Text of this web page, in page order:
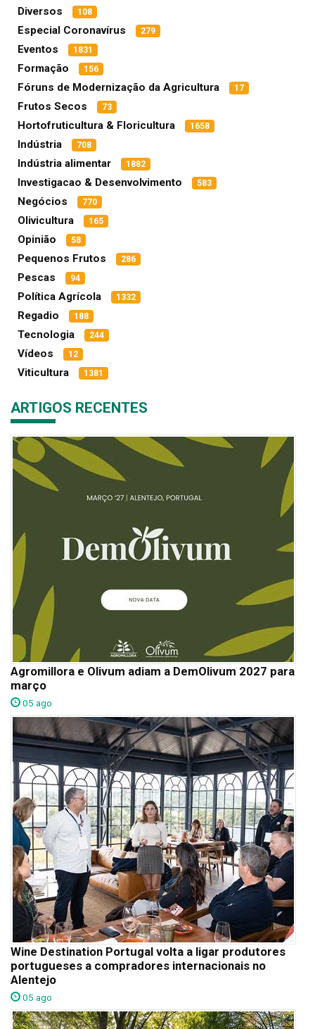
Diversos 108
Especial Coronavírus 279
Eventos 1831
Formação 156
Fóruns de Modernização da Agricultura 17
Frutos Secos 73
Hortofruticultura & Floricultura 1658
Indústria 708
Indústria alimentar 1882
Investigacao & Desenvolvimento 583
Negócios 770
Olivicultura 165
Opinião 58
Pequenos Frutos 286
Pescas 94
Política Agrícola 1332
Regadio 188
Tecnologia 244
Vídeos 12
Viticultura 1381
ARTIGOS RECENTES
Agromillora e Olivum adiam a DemOlivum 2027 para
março
05 ago
Wine Destination Portugal volta a ligar produtores
portugueses a compradores internacionais no
Alentejo
05 ago